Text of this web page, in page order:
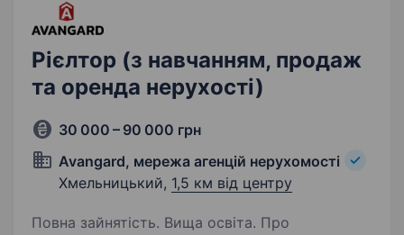
Рієлтор (з навчанням, продаж
та оренда нерухості)
30 000 – 90 000 грн
Avangard, мережа агенцій нерухомості
Хмельницький, 1,5 км від центру
Повна зайнятість. Вища освіта. Про